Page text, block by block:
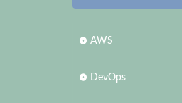
AWS
DevOps